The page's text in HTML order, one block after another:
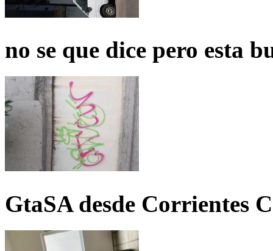
no se que dice pero esta
GtaSA desde Corrientes